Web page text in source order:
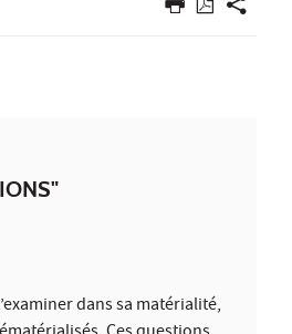
dans sa matérialité,